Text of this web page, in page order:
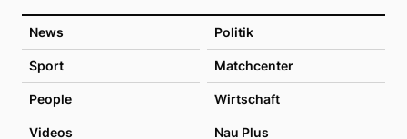
News Politik
Sport Matchcenter
People Wirtschaft
Videos Nau Plus